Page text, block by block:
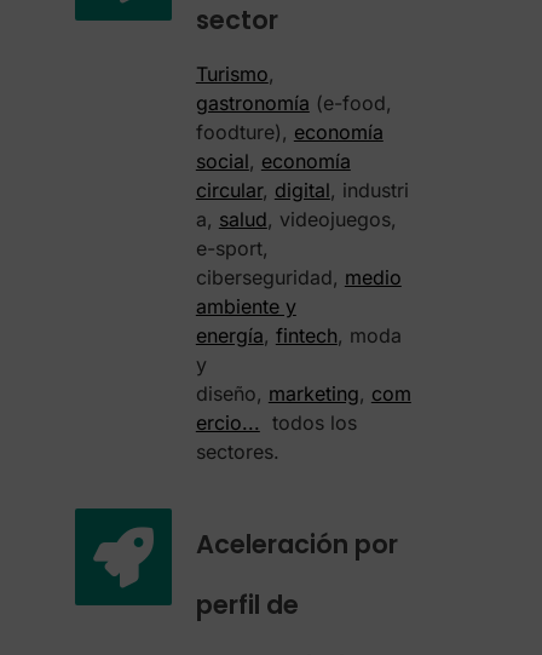
sector
Turismo,
gastronomía (e-food,
foodture), economía
social, economía
circular, digital, industri
a, salud, videojuegos,
e-sport,
ciberseguridad, medio
ambiente y
energía, fintech, moda
y
diseño, marketing, com
ercio... todos los
sectores.
Aceleración por
perfil de